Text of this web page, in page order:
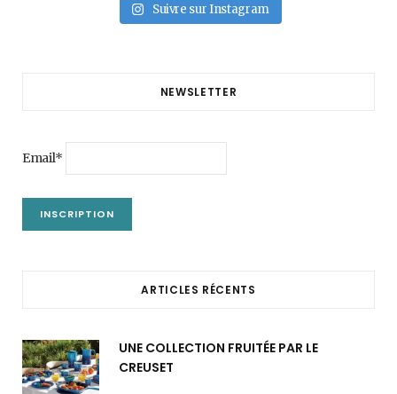
Suivre sur Instagram
NEWSLETTER
Email*
ARTICLES RÉCENTS
UNE COLLECTION FRUITÉE PAR LE
CREUSET